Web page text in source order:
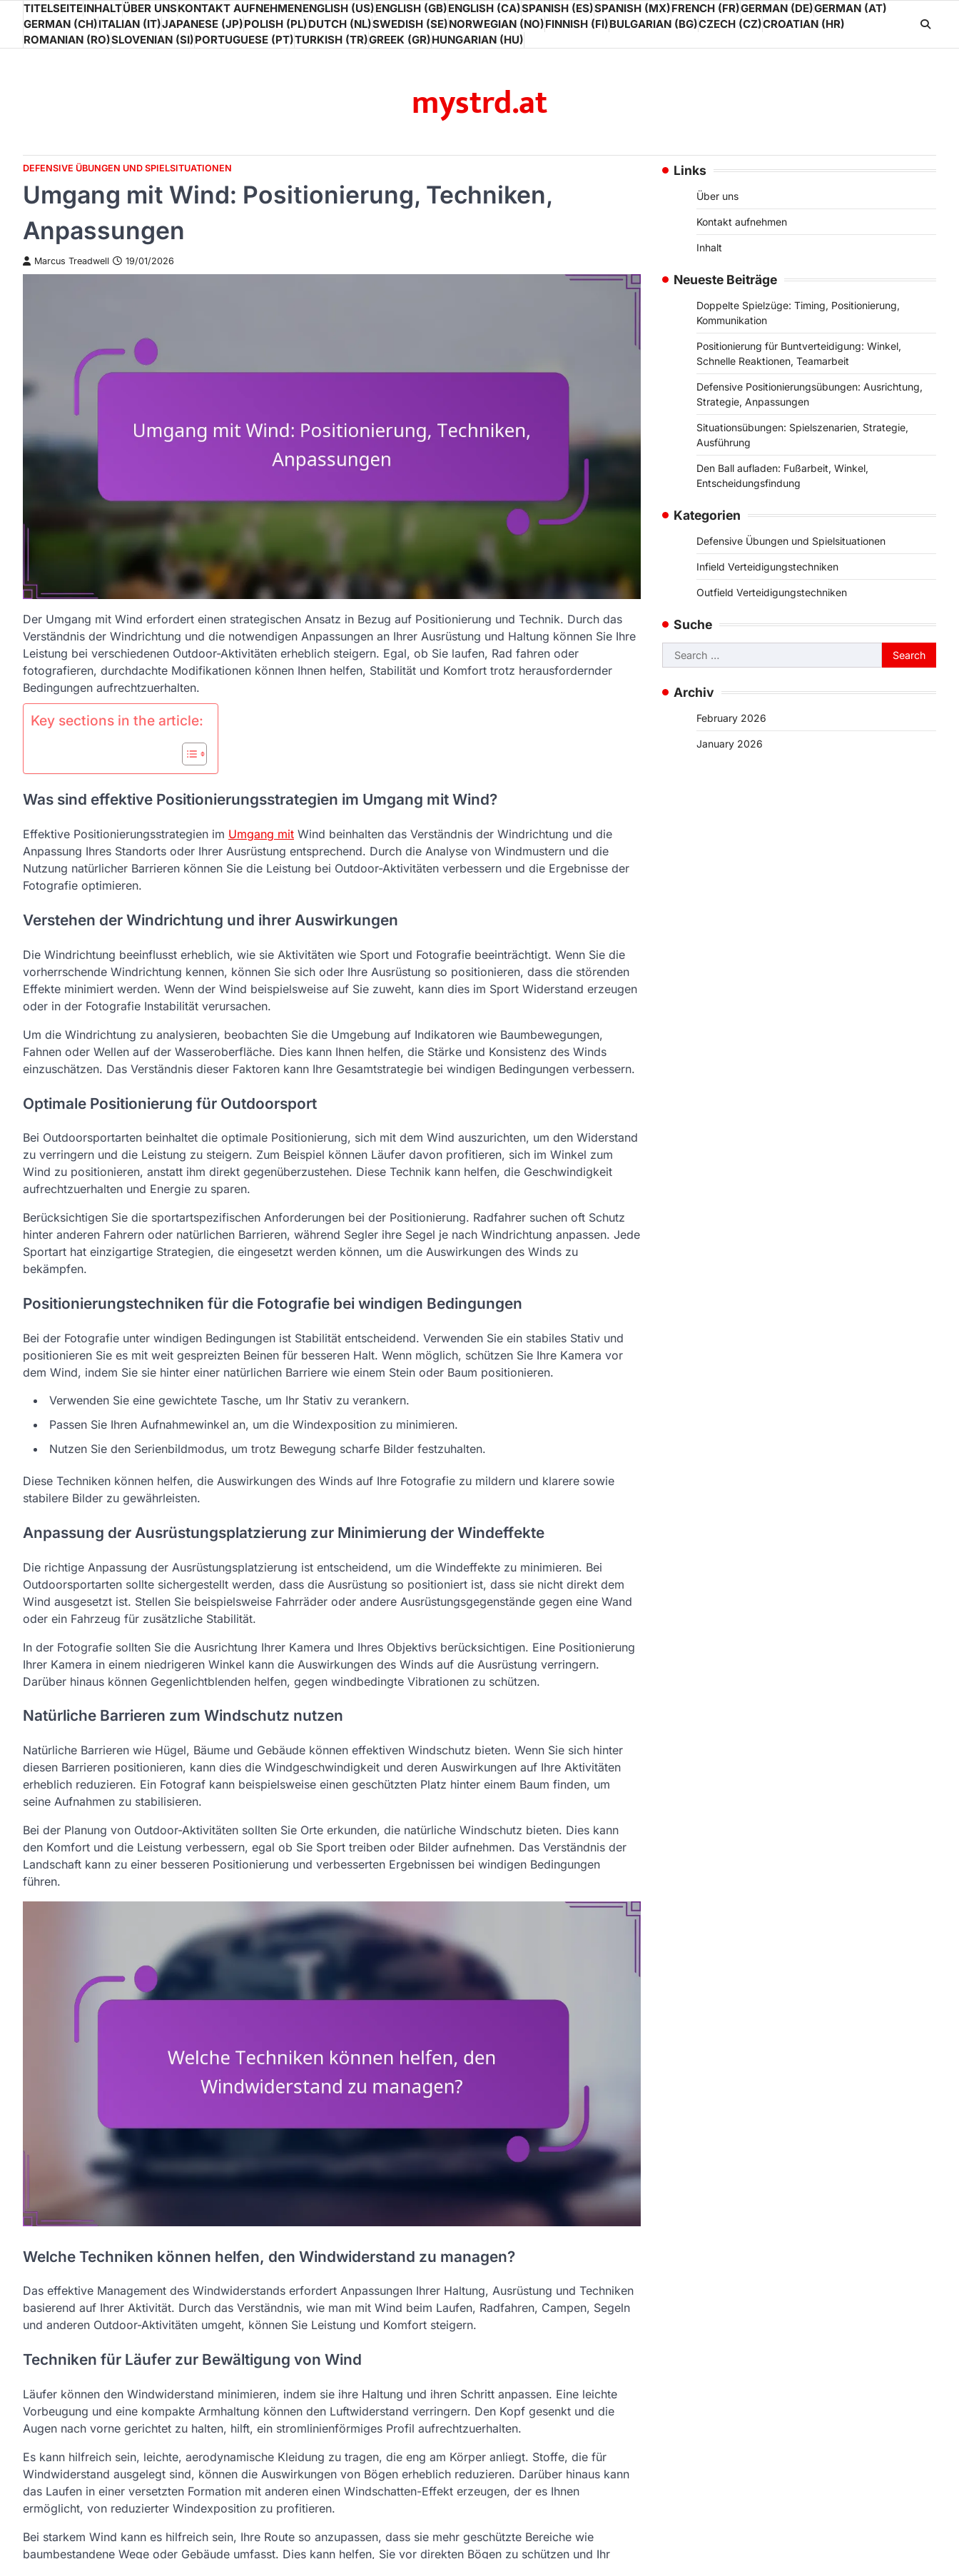
content
TITELSEITEINHALTÜBER UNSKONTAKT AUFNEHMENENGLISH (US)ENGLISH (GB)ENGLISH (CA)SPANISH (ES)SPANISH (MX)FRENCH (FR)GERMAN (DE)GERMAN (AT)
GERMAN (CH)ITALIAN (IT)JAPANESE (JP)POLISH (PL)DUTCH (NL)SWEDISH (SE)NORWEGIAN (NO)FINNISH (FI)BULGARIAN (BG)CZECH (CZ)CROATIAN (HR)
ROMANIAN (RO)SLOVENIAN (SI)PORTUGUESE (PT)TURKISH (TR)GREEK (GR)HUNGARIAN (HU)
mystrd.at
DEFENSIVE ÜBUNGEN UND SPIELSITUATIONEN
Umgang mit Wind: Positionierung, Techniken,
Anpassungen
Marcus Treadwell 19/01/2026
Der Umgang mit Wind erfordert einen strategischen Ansatz in Bezug auf Positionierung und Technik. Durch das
Verständnis der Windrichtung und die notwendigen Anpassungen an Ihrer Ausrüstung und Haltung können Sie Ihre
Leistung bei verschiedenen Outdoor-Aktivitäten erheblich steigern. Egal, ob Sie laufen, Rad fahren oder
fotografieren, durchdachte Modifikationen können Ihnen helfen, Stabilität und Komfort trotz herausfordernder
Bedingungen aufrechtzuerhalten.
Key sections in the article:
Was sind effektive Positionierungsstrategien im Umgang mit Wind?
Effektive Positionierungsstrategien im Umgang mit Wind beinhalten das Verständnis der Windrichtung und die
Anpassung Ihres Standorts oder Ihrer Ausrüstung entsprechend. Durch die Analyse von Windmustern und die
Nutzung natürlicher Barrieren können Sie die Leistung bei Outdoor-Aktivitäten verbessern und die Ergebnisse der
Fotografie optimieren.
Verstehen der Windrichtung und ihrer Auswirkungen
Die Windrichtung beeinflusst erheblich, wie sie Aktivitäten wie Sport und Fotografie beeinträchtigt. Wenn Sie die
vorherrschende Windrichtung kennen, können Sie sich oder Ihre Ausrüstung so positionieren, dass die störenden
Effekte minimiert werden. Wenn der Wind beispielsweise auf Sie zuweht, kann dies im Sport Widerstand erzeugen
oder in der Fotografie Instabilität verursachen.
Um die Windrichtung zu analysieren, beobachten Sie die Umgebung auf Indikatoren wie Baumbewegungen,
Fahnen oder Wellen auf der Wasseroberfläche. Dies kann Ihnen helfen, die Stärke und Konsistenz des Winds
einzuschätzen. Das Verständnis dieser Faktoren kann Ihre Gesamtstrategie bei windigen Bedingungen verbessern.
Optimale Positionierung für Outdoorsport
Bei Outdoorsportarten beinhaltet die optimale Positionierung, sich mit dem Wind auszurichten, um den Widerstand
zu verringern und die Leistung zu steigern. Zum Beispiel können Läufer davon profitieren, sich im Winkel zum
Wind zu positionieren, anstatt ihm direkt gegenüberzustehen. Diese Technik kann helfen, die Geschwindigkeit
aufrechtzuerhalten und Energie zu sparen.
Berücksichtigen Sie die sportartspezifischen Anforderungen bei der Positionierung. Radfahrer suchen oft Schutz
hinter anderen Fahrern oder natürlichen Barrieren, während Segler ihre Segel je nach Windrichtung anpassen. Jede
Sportart hat einzigartige Strategien, die eingesetzt werden können, um die Auswirkungen des Winds zu
bekämpfen.
Positionierungstechniken für die Fotografie bei windigen Bedingungen
Bei der Fotografie unter windigen Bedingungen ist Stabilität entscheidend. Verwenden Sie ein stabiles Stativ und
positionieren Sie es mit weit gespreizten Beinen für besseren Halt. Wenn möglich, schützen Sie Ihre Kamera vor
dem Wind, indem Sie sie hinter einer natürlichen Barriere wie einem Stein oder Baum positionieren.
Verwenden Sie eine gewichtete Tasche, um Ihr Stativ zu verankern.
Passen Sie Ihren Aufnahmewinkel an, um die Windexposition zu minimieren.
Nutzen Sie den Serienbildmodus, um trotz Bewegung scharfe Bilder festzuhalten.
Diese Techniken können helfen, die Auswirkungen des Winds auf Ihre Fotografie zu mildern und klarere sowie
stabilere Bilder zu gewährleisten.
Anpassung der Ausrüstungsplatzierung zur Minimierung der Windeffekte
Die richtige Anpassung der Ausrüstungsplatzierung ist entscheidend, um die Windeffekte zu minimieren. Bei
Outdoorsportarten sollte sichergestellt werden, dass die Ausrüstung so positioniert ist, dass sie nicht direkt dem
Wind ausgesetzt ist. Stellen Sie beispielsweise Fahrräder oder andere Ausrüstungsgegenstände gegen eine Wand
oder ein Fahrzeug für zusätzliche Stabilität.
In der Fotografie sollten Sie die Ausrichtung Ihrer Kamera und Ihres Objektivs berücksichtigen. Eine Positionierung
Ihrer Kamera in einem niedrigeren Winkel kann die Auswirkungen des Winds auf die Ausrüstung verringern.
Darüber hinaus können Gegenlichtblenden helfen, gegen windbedingte Vibrationen zu schützen.
Natürliche Barrieren zum Windschutz nutzen
Natürliche Barrieren wie Hügel, Bäume und Gebäude können effektiven Windschutz bieten. Wenn Sie sich hinter
diesen Barrieren positionieren, kann dies die Windgeschwindigkeit und deren Auswirkungen auf Ihre Aktivitäten
erheblich reduzieren. Ein Fotograf kann beispielsweise einen geschützten Platz hinter einem Baum finden, um
seine Aufnahmen zu stabilisieren.
Bei der Planung von Outdoor-Aktivitäten sollten Sie Orte erkunden, die natürliche Windschutz bieten. Dies kann
den Komfort und die Leistung verbessern, egal ob Sie Sport treiben oder Bilder aufnehmen. Das Verständnis der
Landschaft kann zu einer besseren Positionierung und verbesserten Ergebnissen bei windigen Bedingungen
führen.
Welche Techniken können helfen, den Windwiderstand zu managen?
Das effektive Management des Windwiderstands erfordert Anpassungen Ihrer Haltung, Ausrüstung und Techniken
basierend auf Ihrer Aktivität. Durch das Verständnis, wie man mit Wind beim Laufen, Radfahren, Campen, Segeln
und anderen Outdoor-Aktivitäten umgeht, können Sie Leistung und Komfort steigern.
Techniken für Läufer zur Bewältigung von Wind
Läufer können den Windwiderstand minimieren, indem sie ihre Haltung und ihren Schritt anpassen. Eine leichte
Vorbeugung und eine kompakte Armhaltung können den Luftwiderstand verringern. Den Kopf gesenkt und die
Augen nach vorne gerichtet zu halten, hilft, ein stromlinienförmiges Profil aufrechtzuerhalten.
Es kann hilfreich sein, leichte, aerodynamische Kleidung zu tragen, die eng am Körper anliegt. Stoffe, die für
Windwiderstand ausgelegt sind, können die Auswirkungen von Bögen erheblich reduzieren. Darüber hinaus kann
das Laufen in einer versetzten Formation mit anderen einen Windschatten-Effekt erzeugen, der es Ihnen
ermöglicht, von reduzierter Windexposition zu profitieren.
Bei starkem Wind kann es hilfreich sein, Ihre Route so anzupassen, dass sie mehr geschützte Bereiche wie
baumbestandene Wege oder Gebäude umfasst. Dies kann helfen, Sie vor direkten Bögen zu schützen und Ihr
Links
Über uns
Kontakt aufnehmen
Inhalt
Neueste Beiträge
Doppelte Spielzüge: Timing, Positionierung,
Kommunikation
Positionierung für Buntverteidigung: Winkel,
Schnelle Reaktionen, Teamarbeit
Defensive Positionierungsübungen: Ausrichtung,
Strategie, Anpassungen
Situationsübungen: Spielszenarien, Strategie,
Ausführung
Den Ball aufladen: Fußarbeit, Winkel,
Entscheidungsfindung
Kategorien
Defensive Übungen und Spielsituationen
Infield Verteidigungstechniken
Outfield Verteidigungstechniken
Suche
Search
for:
Archiv
February 2026
January 2026